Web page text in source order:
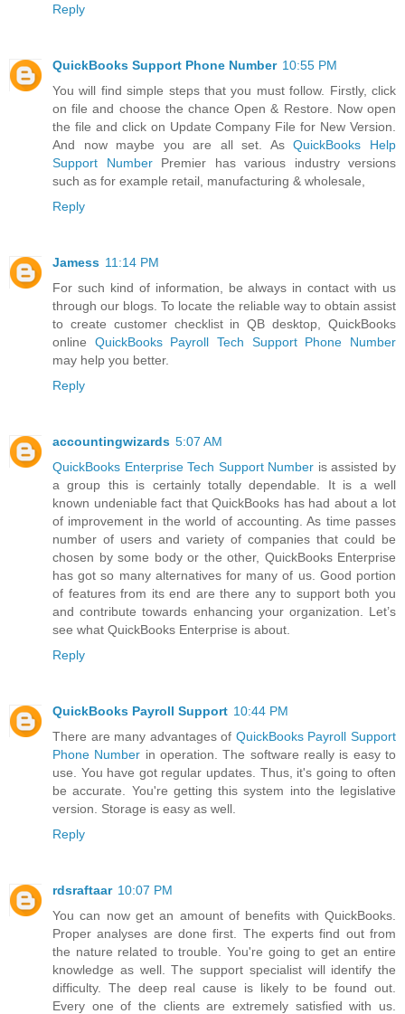
Reply
QuickBooks Support Phone Number 10:55 PM
You will find simple steps that you must follow. Firstly, click
on file and choose the chance Open & Restore. Now open
the file and click on Update Company File for New Version.
And now maybe you are all set. AsQuickBooks Help
Support NumberPremier has various industry versions
such as for example retail, manufacturing & wholesale,
Reply
Jamess 11:14 PM
For such kind of information, be always in contact with us
through our blogs. To locate the reliable way to obtain assist
to create customer checklist in QB desktop, QuickBooks
online QuickBooks Payroll Tech Support Phone Number
may help you better.
Reply
accountingwizards 5:07 AM
QuickBooks Enterprise Tech Support Number is assisted by
a group this is certainly totally dependable. It is a well
known undeniable fact that QuickBooks has had about a lot
of improvement in the world of accounting. As time passes
number of users and variety of companies that could be
chosen by some body or the other, QuickBooks Enterprise
has got so many alternatives for many of us. Good portion
of features from its end are there any to support both you
and contribute towards enhancing your organization. Let’s
see what QuickBooks Enterprise is about.
Reply
QuickBooks Payroll Support 10:44 PM
There are many advantages of QuickBooks Payroll Support
Phone Number in operation. The software really is easy to
use. You have got regular updates. Thus, it's going to often
be accurate. You're getting this system into the legislative
version. Storage is easy as well.
Reply
rdsraftaar 10:07 PM
You can now get an amount of benefits with QuickBooks.
Proper analyses are done first. The experts find out from
the nature related to trouble. You're going to get an entire
knowledge as well. The support specialist will identify the
difficulty. The deep real cause is likely to be found out.
Every one of the clients are extremely satisfied with us.